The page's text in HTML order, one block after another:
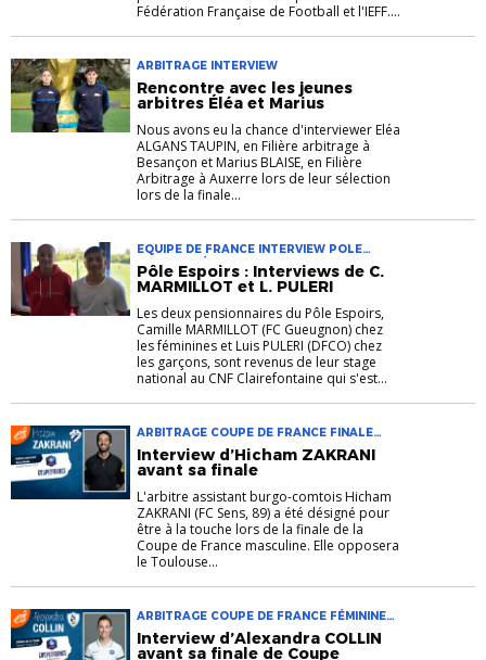
Fédération Française de Football et l'IEFF....
ARBITRAGE INTERVIEW
Rencontre avec les jeunes
arbitres Éléa et Marius
Nous avons eu la chance d'interviewer Eléa
ALGANS TAUPIN, en Filière arbitrage à
Besançon et Marius BLAISE, en Filière
Arbitrage à Auxerre lors de leur sélection
lors de la finale...
EQUIPE DE FRANCE INTERVIEW POLE
ESPOIRS SÉLECTION
Pôle Espoirs : Interviews de C.
MARMILLOT et L. PULERI
Les deux pensionnaires du Pôle Espoirs,
Camille MARMILLOT (FC Gueugnon) chez
les féminines et Luis PULERI (DFCO) chez
les garçons, sont revenus de leur stage
national au CNF Clairefontaine qui s'est...
ARBITRAGE COUPE DE FRANCE FINALE
INTERVIEW
Interview d’Hicham ZAKRANI
avant sa finale
L'arbitre assistant burgo-comtois Hicham
ZAKRANI (FC Sens, 89) a été désigné pour
être à la touche lors de la finale de la
Coupe de France masculine. Elle opposera
le Toulouse...
ARBITRAGE COUPE DE FRANCE FÉMININE
FINALE INTERVIEW
Interview d’Alexandra COLLIN
avant sa finale de Coupe